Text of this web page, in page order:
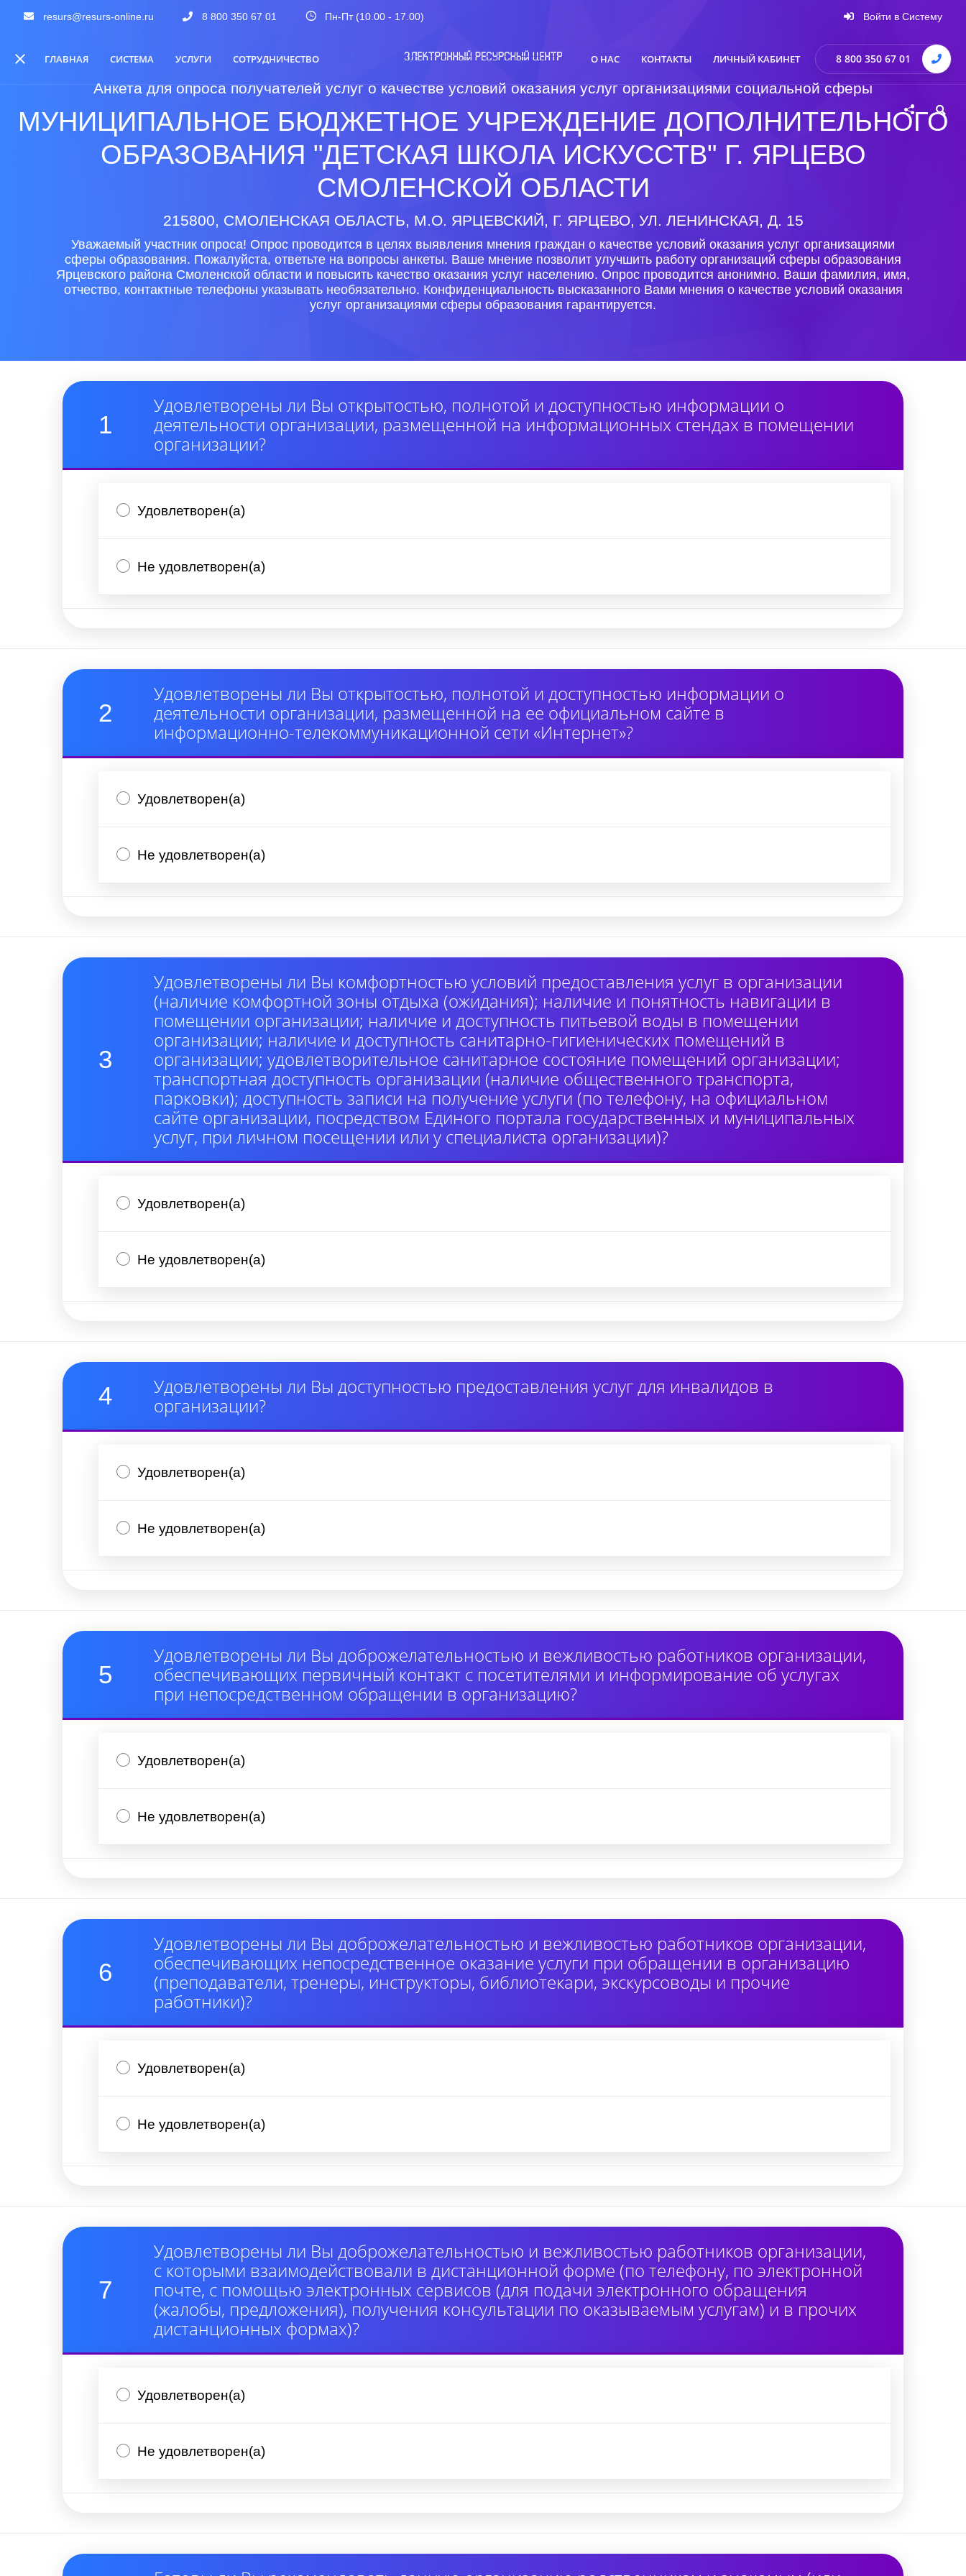
resurs@resurs-online.ru 8 800 350 67 01 Пн-Пт (10.00 - 17.00) Войти в Систему
ГЛАВНАЯ СИСТЕМА УСЛУГИ СОТРУДНИЧЕСТВО О НАС КОНТАКТЫ ЛИЧНЫЙ КАБИНЕТ 8 800 350 67 01
Анкета для опроса получателей услуг о качестве условий оказания услуг организациями социальной сферы
МУНИЦИПАЛЬНОЕ БЮДЖЕТНОЕ УЧРЕЖДЕНИЕ ДОПОЛНИТЕЛЬНОГО
ОБРАЗОВАНИЯ "ДЕТСКАЯ ШКОЛА ИСКУССТВ" Г. ЯРЦЕВО
СМОЛЕНСКОЙ ОБЛАСТИ
215800, СМОЛЕНСКАЯ ОБЛАСТЬ, М.О. ЯРЦЕВСКИЙ, Г. ЯРЦЕВО, УЛ. ЛЕНИНСКАЯ, Д. 15
Уважаемый участник опроса! Опрос проводится в целях выявления мнения граждан о качестве условий оказания услуг организациями
сферы образования. Пожалуйста, ответьте на вопросы анкеты. Ваше мнение позволит улучшить работу организаций сферы образования
Ярцевского района Смоленской области и повысить качество оказания услуг населению. Опрос проводится анонимно. Ваши фамилия, имя,
отчество, контактные телефоны указывать необязательно. Конфиденциальность высказанного Вами мнения о качестве условий оказания
услуг организациями сферы образования гарантируется.
1
Удовлетворены ли Вы открытостью, полнотой и доступностью информации о
деятельности организации, размещенной на информационных стендах в помещении
организации?
Удовлетворен(а)
Не удовлетворен(а)
2
Удовлетворены ли Вы открытостью, полнотой и доступностью информации о
деятельности организации, размещенной на ее официальном сайте в
информационно-телекоммуникационной сети «Интернет»?
Удовлетворен(а)
Не удовлетворен(а)
3
Удовлетворены ли Вы комфортностью условий предоставления услуг в организации
(наличие комфортной зоны отдыха (ожидания); наличие и понятность навигации в
помещении организации; наличие и доступность питьевой воды в помещении
организации; наличие и доступность санитарно-гигиенических помещений в
организации; удовлетворительное санитарное состояние помещений организации;
транспортная доступность организации (наличие общественного транспорта,
парковки); доступность записи на получение услуги (по телефону, на официальном
сайте организации, посредством Единого портала государственных и муниципальных
услуг, при личном посещении или у специалиста организации)?
Удовлетворен(а)
Не удовлетворен(а)
4
Удовлетворены ли Вы доступностью предоставления услуг для инвалидов в
организации?
Удовлетворен(а)
Не удовлетворен(а)
5
Удовлетворены ли Вы доброжелательностью и вежливостью работников организации,
обеспечивающих первичный контакт с посетителями и информирование об услугах
при непосредственном обращении в организацию?
Удовлетворен(а)
Не удовлетворен(а)
6
Удовлетворены ли Вы доброжелательностью и вежливостью работников организации,
обеспечивающих непосредственное оказание услуги при обращении в организацию
(преподаватели, тренеры, инструкторы, библиотекари, экскурсоводы и прочие
работники)?
Удовлетворен(а)
Не удовлетворен(а)
7
Удовлетворены ли Вы доброжелательностью и вежливостью работников организации,
с которыми взаимодействовали в дистанционной форме (по телефону, по электронной
почте, с помощью электронных сервисов (для подачи электронного обращения
(жалобы, предложения), получения консультации по оказываемым услугам) и в прочих
дистанционных формах)?
Удовлетворен(а)
Не удовлетворен(а)